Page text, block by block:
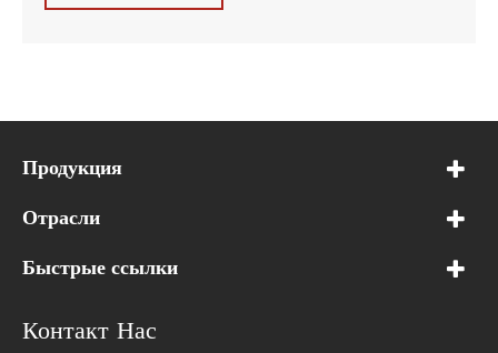
Продукция
Отрасли
Быстрые ссылки
Контакт Нас